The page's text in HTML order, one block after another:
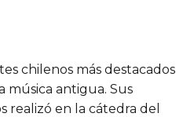
chilenos más destacados
música antigua. Sus
realizó en la cátedra del